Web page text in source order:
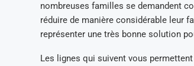
nombreuses familles se demandent
réduire de manière considérable leur
représenter une très bonne solution
Les lignes qui suivent vous